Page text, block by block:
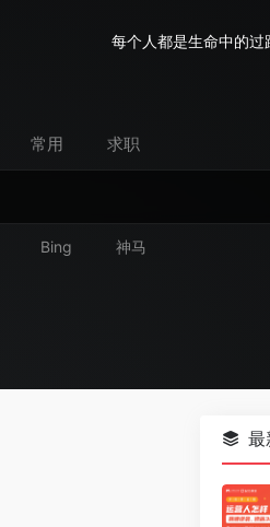
每个人都是生命中的过
常用 求职
Bing 神马
最